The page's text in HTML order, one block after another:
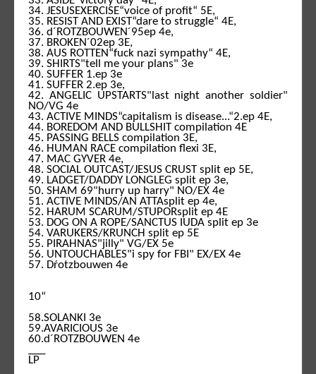
34. JESUSEXERCISE“voice of profit“ 5E,
35. RESIST AND EXIST“dare to struggle“ 4E,
36. d´ROTZBOUWEN´95ep 4e,
37. BROKEN´02ep 3E,
38. AUS ROTTEN“fuck nazi sympathy“ 4E,
39. SHIRTS"tell me your plans" 3e
40. SUFFER 1.ep 3e
41. SUFFER 2.ep 3e,
42. ANGELIC UPSTARTS"last night another soldier"
NO/VG 4e
43. ACTIVE MINDS“capitalism is disease...“2.ep 4E,
44. BOREDOM AND BULLSHIT compilation 4E
45. PASSING BELLS compilation 3E,
46. HUMAN RACE compilation flexi 3E,
47. MAC GYVER 4e,
48. SOCIAL OUTCAST/JESUS CRUST split ep 5E,
49. LADGET/DADDY LONGLEG split ep 3e,
50. SHAM 69"hurry up harry" NO/EX 4e
51. ACTIVE MINDS/AN ATTAsplit ep 4e,
52. HARUM SCARUM/STUPORsplit ep 4E
53. DOG ON A ROPE/SANCTUS IUDA split ep 3e
54. VARUKERS/KRUNCH split ep 5E
55. PIRAHNAS"jilly" VG/EX 5e
56. UNTOUCHABLES"i spy for FBI" EX/EX 4e
57. Dŕotzbouwen 4e
10“
58.SOLANKI 3e
59.AVARICIOUS 3e
60.d´ROTZBOUWEN 4e
LP